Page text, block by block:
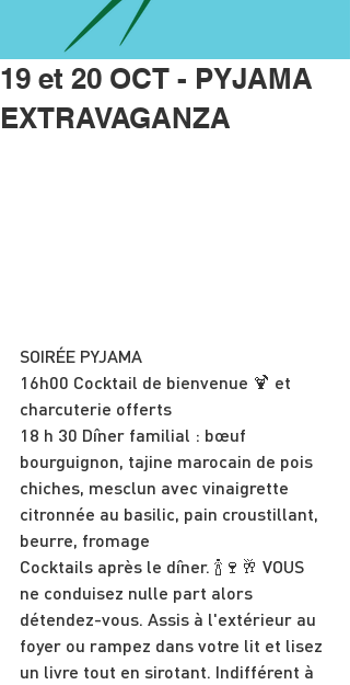
19 et 20 OCT - PYJAMA
EXTRAVAGANZA
SOIRÉE PYJAMA
16h00 Cocktail de bienvenue 🍹 et
charcuterie offerts
18 h 30 Dîner familial : bœuf
bourguignon, tajine marocain de pois
chiches, mesclun avec vinaigrette
citronnée au basilic, pain croustillant,
beurre, fromage
Cocktails après le dîner. 🍾🍷🥂 VOUS
ne conduisez nulle part alors
détendez-vous. Assis à l'extérieur au
foyer ou rampez dans votre lit et lisez
un livre tout en sirotant. Indifférent à